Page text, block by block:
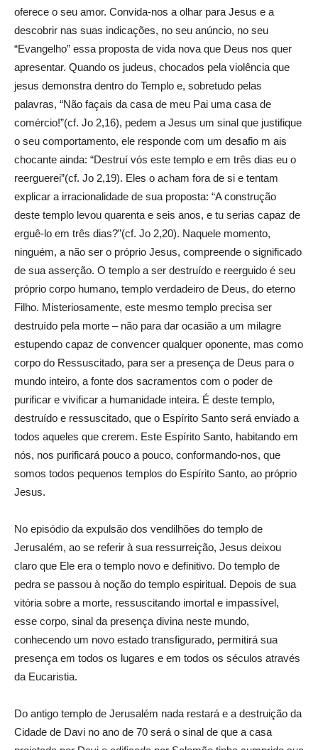
oferece o seu amor. Convida-nos a olhar para Jesus e a
descobrir nas suas indicações, no seu anúncio, no seu
“Evangelho” essa proposta de vida nova que Deus nos quer
apresentar. Quando os judeus, chocados pela violência que
jesus demonstra dentro do Templo e, sobretudo pelas
palavras, “Não façais da casa de meu Pai uma casa de
comércio!”(cf. Jo 2,16), pedem a Jesus um sinal que justifique
o seu comportamento, ele responde com um desafio m ais
chocante ainda: “Destruí vós este templo e em três dias eu o
reerguerei”(cf. Jo 2,19). Eles o acham fora de si e tentam
explicar a irracionalidade de sua proposta: “A construção
deste templo levou quarenta e seis anos, e tu serias capaz de
erguê-lo em três dias?”(cf. Jo 2,20). Naquele momento,
ninguém, a não ser o próprio Jesus, compreende o significado
de sua asserção. O templo a ser destruído e reerguido é seu
próprio corpo humano, templo verdadeiro de Deus, do eterno
Filho. Misteriosamente, este mesmo templo precisa ser
destruído pela morte – não para dar ocasião a um milagre
estupendo capaz de convencer qualquer oponente, mas como
corpo do Ressuscitado, para ser a presença de Deus para o
mundo inteiro, a fonte dos sacramentos com o poder de
purificar e vivificar a humanidade inteira. É deste templo,
destruído e ressuscitado, que o Espírito Santo será enviado a
todos aqueles que crerem. Este Espírito Santo, habitando em
nós, nos purificará pouco a pouco, conformando-nos, que
somos todos pequenos templos do Espírito Santo, ao próprio
Jesus.
No episódio da expulsão dos vendilhões do templo de
Jerusalém, ao se referir à sua ressurreição, Jesus deixou
claro que Ele era o templo novo e definitivo. Do templo de
pedra se passou à noção do templo espiritual. Depois de sua
vitória sobre a morte, ressuscitando imortal e impassível,
esse corpo, sinal da presença divina neste mundo,
conhecendo um novo estado transfigurado, permitirá sua
presença em todos os lugares e em todos os séculos através
da Eucaristia.
Do antigo templo de Jerusalém nada restará e a destruição da
Cidade de Davi no ano de 70 será o sinal de que a casa